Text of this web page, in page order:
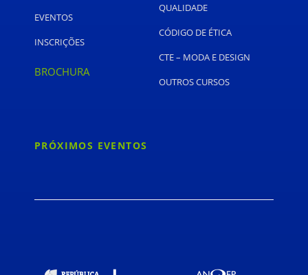
EVENTOS
INSCRIÇÕES
BROCHURA
QUALIDADE
CÓDIGO DE ÉTICA
CTE – MODA E DESIGN
OUTROS CURSOS
PRÓXIMOS EVENTOS